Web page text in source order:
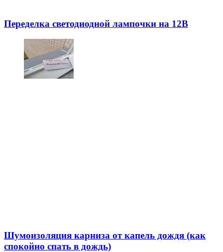
Переделка светодиодной лампочки на 12В
Шумоизоляция карниза от капель дождя (как
спокойно спать в дождь)